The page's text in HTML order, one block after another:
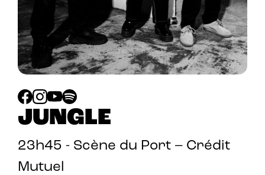
JUNGLE
23h45 - Scène du Port – Crédit
Mutuel